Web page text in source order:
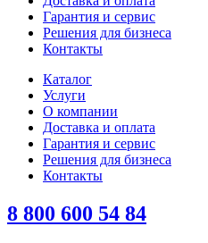
Гарантия и сервис
Решения для бизнеса
Контакты
Каталог
Услуги
О компании
Доставка и оплата
Гарантия и сервис
Решения для бизнеса
Контакты
8 800 600 54 84